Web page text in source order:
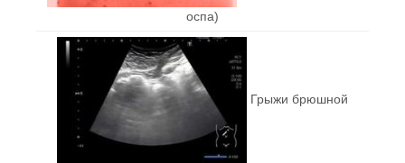
оспа)
Грыжи брюшной